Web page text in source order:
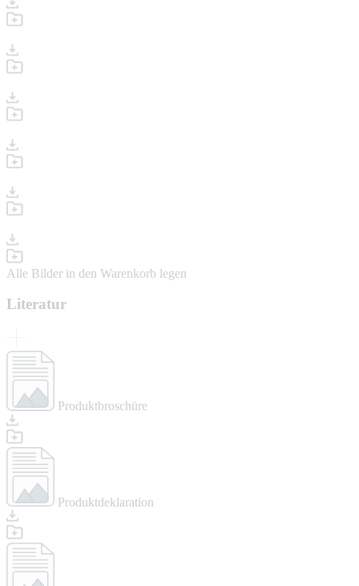
Alle Bilder in den Warenkorb legen
Literatur
Produktbroschüre
Produktdeklaration